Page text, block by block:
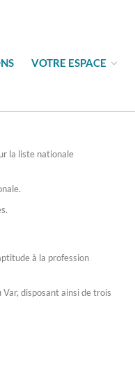
VOTRE ESPACE
la liste nationale
à la profession
disposant ainsi de trois